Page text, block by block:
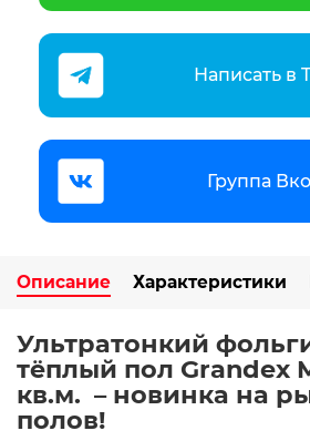
Написать в
Группа
Описание Характеристики
Ультратонкий
тёплый пол Grandex
кв.м. – новинка на
полов!